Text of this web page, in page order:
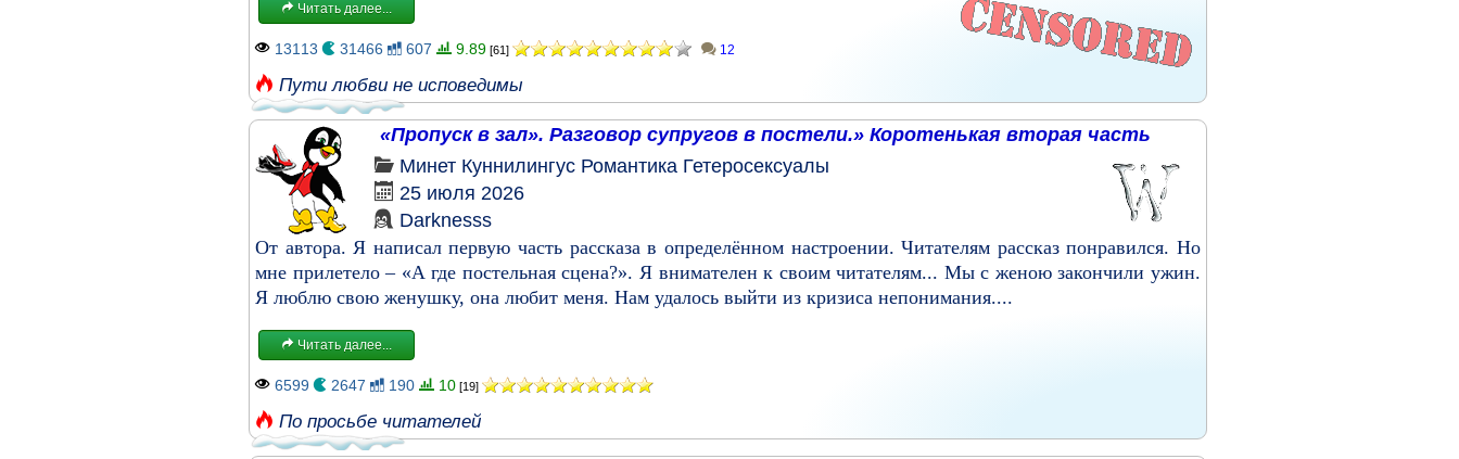
Читать далее...
13113 31466 607 9.89 [61] 12
Пути любви не исповедимы
«Пропуск в зал». Разговор супругов в постели.» Коротенькая вторая часть
Минет Куннилингус Романтика Гетеросексуалы
25 июля 2026
Darknesss
От автора. Я написал первую часть рассказа в определённом настроении. Читателям рассказ понравился. Но
мне прилетело – «А где постельная сцена?». Я внимателен к своим читателям... Мы с женою закончили ужин.
Я люблю свою женушку, она любит меня. Нам удалось выйти из кризиса непонимания....
Читать далее...
6599 2647 190 10 [19]
По просьбе читателей